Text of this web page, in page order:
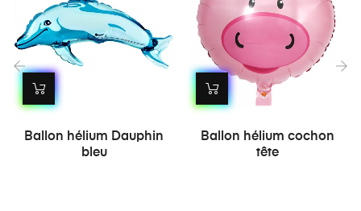
Ballon hélium Dauphin
bleu
Ballon hélium cochon
tête